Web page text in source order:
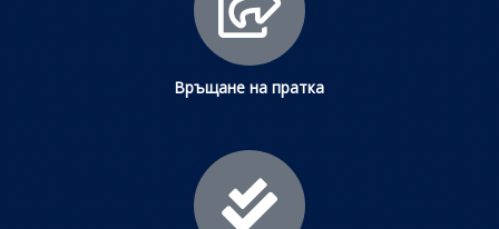
Връщане на пратка